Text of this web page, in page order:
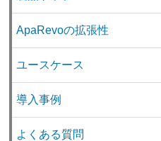
ApaRevoの拡張性
ユースケース
導入事例
よくある質問